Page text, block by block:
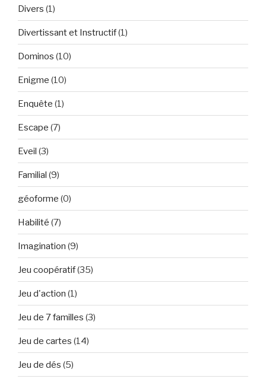
Divers (1)
Divertissant et Instructif(1)
Dominos (10)
Enigme (10)
Enquête (1)
Escape (7)
Eveil (3)
Familial (9)
géoforme (0)
Habilité (7)
Imagination (9)
Jeu coopératif(35)
Jeu d'action (1)
Jeu de 7 familles (3)
Jeu de cartes (14)
Jeu de dés (5)